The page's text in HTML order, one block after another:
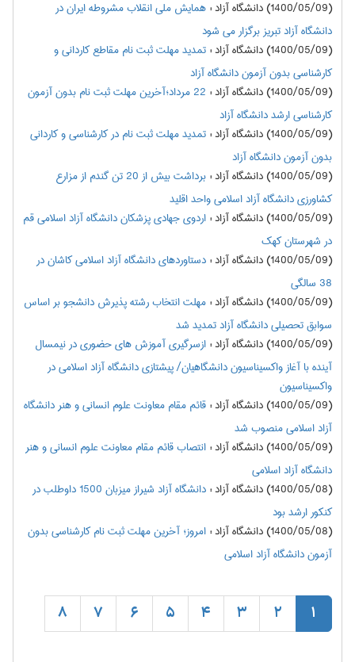
(1400/05/09) دانشگاه آزاد :همایش ملی انقلاب مشروطه ایران در
دانشگاه آزاد تبریز برگزار می شود
(1400/05/09) دانشگاه آزاد
:تمدید مهلت ثبت نام مقاطع کاردانی و
کارشناسی بدون آزمون دانشگاه آزاد
(1400/05/09) دانشگاه آزاد
:
22 مرداد؛آخرین مهلت ثبت نام بدون آزمون
کارشناسی ارشد دانشگاه آزاد
(1400/05/09) دانشگاه آزاد
:تمدید مهلت ثبت نام در کارشناسی و کاردانی
بدون آزمون دانشگاه آزاد
(1400/05/09) دانشگاه آزاد
:
برداشت بیش از 20 تن گندم از مزارع
کشاورزی دانشگاه آزاد اسلامی واحد اقلید
(1400/05/09) دانشگاه آزاد
:اردوی جهادی پزشکان دانشگاه آزاد اسلامی قم
در شهرستان کهک
(1400/05/09) دانشگاه آزاد
:دستاوردهای دانشگاه آزاد اسلامی کاشان در
38 سالگی
(1400/05/09) دانشگاه آزاد
:مهلت انتخاب رشته پذیرش دانشجو بر اساس
سوابق تحصیلی دانشگاه آزاد تمدید شد
(1400/05/09) دانشگاه آزاد
:ازسرگیری آموزش های حضوری در نیمسال
آینده با آغاز واکسیناسیون دانشگاهیان/ پیشتازی دانشگاه آزاد اسلامی در
واکسیناسیون
(1400/05/09) دانشگاه آزاد
:قائم مقام معاونت علوم انسانی و هنر دانشگاه
آزاد اسلامی منصوب شد
(1400/05/09) دانشگاه آزاد
:انتصاب قائم مقام معاونت علوم انسانی و هنر
دانشگاه آزاد اسلامی
(1400/05/08) دانشگاه آزاد
:
دانشگاه آزاد شیراز میزبان 1500 داوطلب در
کنکور ارشد بود
(1400/05/08) دانشگاه آزاد
:امروز؛ آخرین مهلت ثبت نام کارشناسی بدون
آزمون دانشگاه آزاد اسلامی
1
2
3
4
5
6
7
8